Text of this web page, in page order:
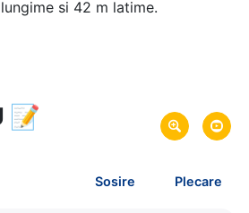
si 42 m latime.
in
Vest -
din Barcelona, Spania
📝
Sosire Plecare